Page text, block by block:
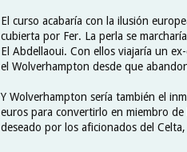
El curso acabaría con la ilusión
cubierta por Fer. La perla se
El Abdellaoui. Con ellos viajaría un
el Wolverhampton desde que
Y Wolverhampton sería también el
euros para convertirlo en miembro
deseado por los aficionados del